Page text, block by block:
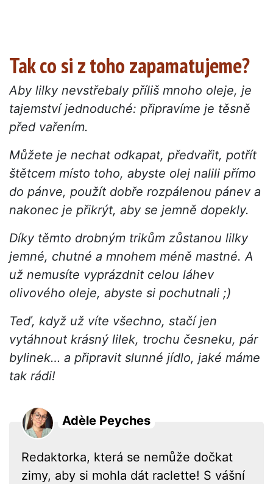
Tak co si z toho zapamatujeme?
Aby lilky nevstřebaly příliš mnoho oleje, je
tajemství jednoduché: připravíme je těsně
před vařením.
Můžete je nechat odkapat, předvařit, potřít
štětcem místo toho, abyste olej nalili přímo
do pánve, použít dobře rozpálenou pánev a
nakonec je přikrýt, aby se jemně dopekly.
Díky těmto drobným trikům zůstanou lilky
jemné, chutné a mnohem méně mastné. A
už nemusíte vyprázdnit celou láhev
olivového oleje, abyste si pochutnali ;)
Teď, když už víte všechno, stačí jen
vytáhnout krásný lilek, trochu česneku, pár
bylinek… a připravit slunné jídlo, jaké máme
tak rádi!
Adèle Peyches
Redaktorka, která se nemůže dočkat
zimy, aby si mohla dát raclette! S vášní